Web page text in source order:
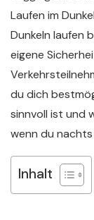
Laufen im
Dunkeln laufen
eigene
du dich
sinnvoll ist und
wenn du
Inhalt